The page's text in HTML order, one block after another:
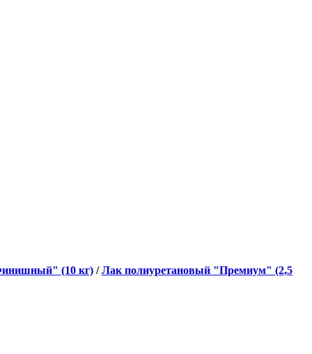
(10 кг) /Лак полиуретановый "Премиум" (2,5